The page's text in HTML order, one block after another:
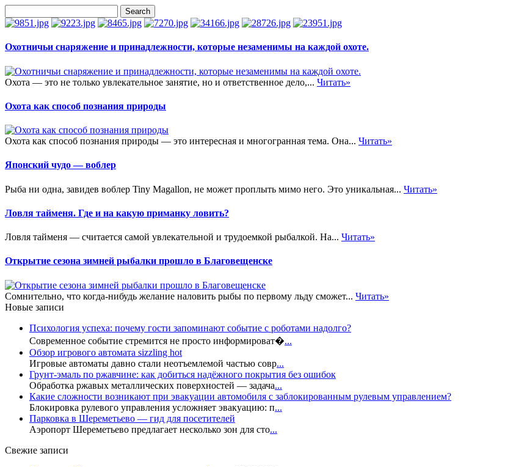
Охотничьи снаряжение и принадлежности, которые незаменимы на каждой охоте.
Охота — это не только увлекательное занятие, но и ответственное дело,... Читать»
Охота как способ познания природы
Охота как способ познания природы — это интересная и многогранная тема. Она... Читать»
Японский чудо — воблер
Рыба ни одна, завидев воблер Tiny Magallon, не может проплыть мимо него. Это уникальная... Читать»
Ловля тайменя. Где и на какую приманку ловить?
Ловля тайменя — считается самой увлекательной и трудоемкой рыбалкой. На... Читать»
Открытие сезона зимней рыбалки прошло в Благовещенске
Сомнительно, что когда-нибудь желание наловить рыбы по первому льду сможет... Читать»
Новые записи
Психология успеха: почему гости запоминают событие с роботами надолго?
Современное событие стремится не просто информироват�...
Обзор игрового автомата sizzling hot
Игровые автоматы давно стали неотъемлемой частью совр...
Грунт-эмаль по ржавчине: как добиться надёжного покрытия без ошибок
Обработка ржавых металлических поверхностей — задача...
Какие сложности возникают при эвакуации автомобиля с заблокированным рулевым управлением?
Блокировка рулевого управления усложняет эвакуацию: п...
Парковка в Шереметьево — гид для посетителей
Аэропорт Шереметьево предлагает несколько зон для сто...
Свежие записи